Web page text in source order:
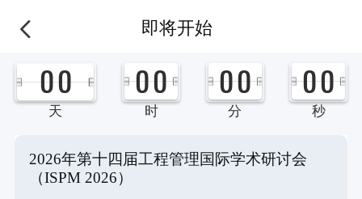
即将开始
00
天
00
时
00
分
00
秒
2026年第十四届工程管理国际学术研讨会
（ISPM 2026）